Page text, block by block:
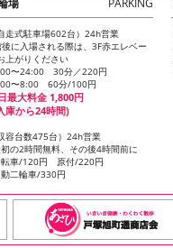
走式駐車場602台）24h営業
に入場される際は、3F赤エレベー
上がりください
〜24:00 30分／220円
〜8:00 60分/100円
最大料金 1,800円
庫から24時間)
容台数475台）24h営業
の2時間無料、その後4時間前に
転車/120円 原付/220円
動二輪車/330円